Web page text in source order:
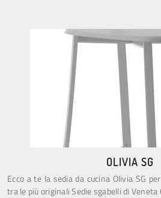
OLIVIA SG
Ecco a te la sedia da cucina Olivia SG
tra le più originali Sedie sgabelli di Veneta